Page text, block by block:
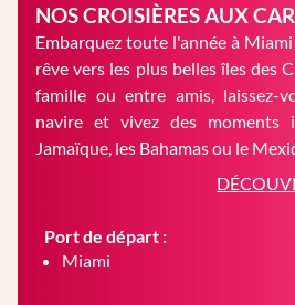
NOS CROISIÈRES AUX
Embarquez toute l'année à
rêve vers les plus belles îles des
famille ou entre amis, laissez-
navire et vivez des moments
Jamaïque, les Bahamas ou le
Port de départ :
Miami